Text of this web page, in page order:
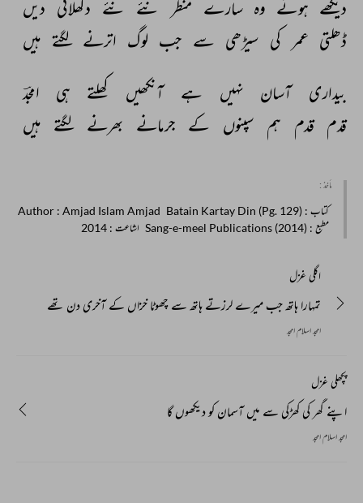
دیکھے ہوئے وہ سارے منظر نئے نئے دکھلائی دیں
ڈھلتی عمر کی سیڑھی سے جب لوگ اترنے لگتے ہیں
بیداری آسان نہیں ہے آنکھیں کھلتے ہی
امجدؔ
قدم قدم ہم سپنوں کے جرمانے بھرنے لگتے ہیں
مأخذ :
کتاب : Batain Kartay Din (Pg. 129)
Author : Amjad Islam Amjad
مطبع : Sang-e-meel Publications (2014) اشاعت : 2014
اگلی غزل
تمہارا ہاتھ جب میرے لرزتے ہاتھ سے چھوٹا خزاں کے آخری دن تھے
امجد اسلام امجد
پچھلی غزل
اپنے گھر کی کھڑکی سے میں آسمان کو دیکھوں گا
امجد اسلام امجد